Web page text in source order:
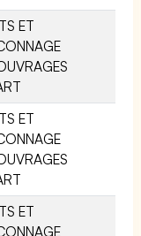
ET
ET
ET